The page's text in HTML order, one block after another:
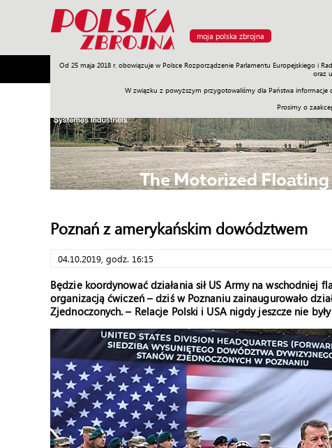
moja polska zbrojna
Od 25 maja 2018 r. obowiązuje w Polsce Rozporządzenie Parlamentu Europejskiego i
oraz
W związku z powyższym przygotowaliśmy dla Państwa
Prosimy o
Armia Poligon Sprzęt Misje Polityka Prawo
Poznań z amerykańskim dowództwem
04.10.2019, godz. 16:15
Będzie koordynować działania sił US Army na wschodniej
organizacją ćwiczeń – dziś w Poznaniu zainaugurowało
Zjednoczonych. – Relacje Polski i USA nigdy jeszcze nie